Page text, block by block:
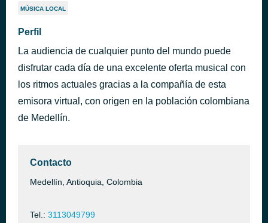
MÚSICA LOCAL
Perfil
La audiencia de cualquier punto del mundo puede
disfrutar cada día de una excelente oferta musical con
los ritmos actuales gracias a la compañía de esta
emisora virtual, con origen en la población colombiana
de Medellín.
Contacto
Medellín, Antioquia, Colombia
Tel.: 3113049799